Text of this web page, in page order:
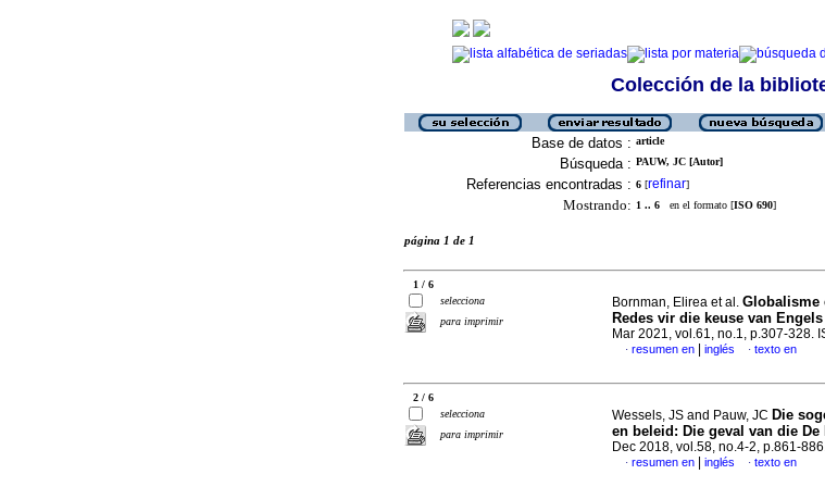
Colección de la
Base de datos : article
Búsqueda : PAUW, JC [Autor]
Referencias encontradas : 6 [refinar]
Mostrando: 1 .. 6 en el formato [ISO 690]
página 1 de 1
1 / 6
selecciona
para imprimir
Bornman, Elirea et al. Globalisme
Redes vir die keuse van
Mar 2021, vol.61, no.1, p.307-328.
· resumen en inglés · texto en
2 / 6
selecciona
para imprimir
Wessels, JS and Pauw, JC Die
en beleid: Die geval van die De
Dec 2018, vol.58, no.4-2, p.861-
· resumen en inglés · texto en